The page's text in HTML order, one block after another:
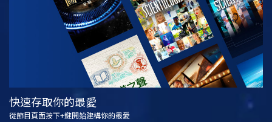
快速存取你的最愛
從節目頁面按下+鍵開始建構你的最愛